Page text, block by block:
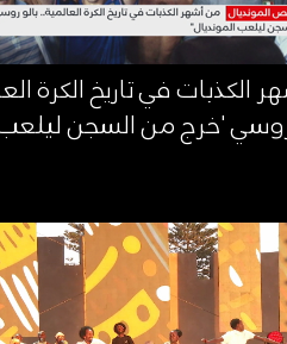
الكذبات في تاريخ الكرة
'خرج من السجن ليلعب